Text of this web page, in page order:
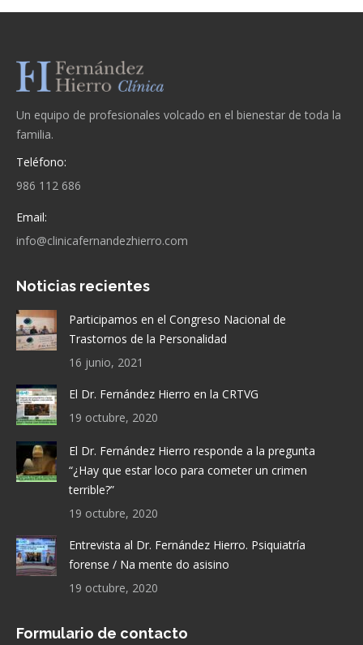
Un equipo de profesionales volcado en el bienestar de toda la
familia.
Teléfono:
986 112 686
Email:
info@clinicafernandezhierro.com
Noticias recientes
Participamos en el Congreso Nacional de
Trastornos de la Personalidad
16 junio, 2021
El Dr. Fernández Hierro en la CRTVG
19 octubre, 2020
El Dr. Fernández Hierro responde a la pregunta
“¿Hay que estar loco para cometer un crimen
terrible?”
19 octubre, 2020
Entrevista al Dr. Fernández Hierro. Psiquiatría
forense / Na mente do asisino
19 octubre, 2020
Formulario de contacto